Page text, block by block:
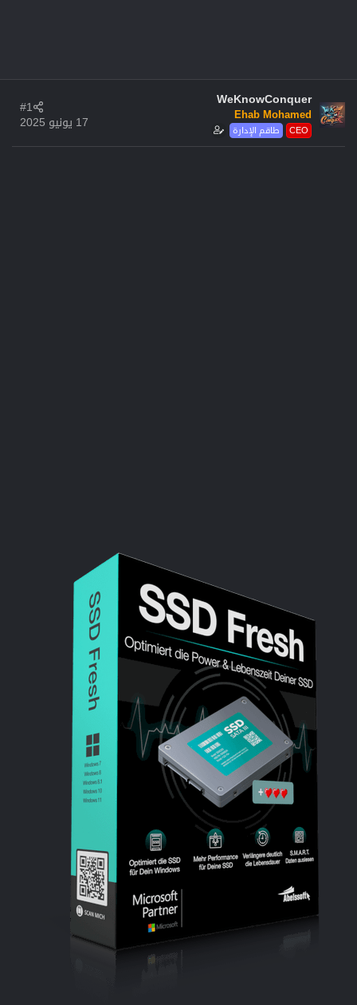
WeKnowConquer
Ehab Mohamed
طاقم الإدارة CEO
17 يونيو 2025
#1